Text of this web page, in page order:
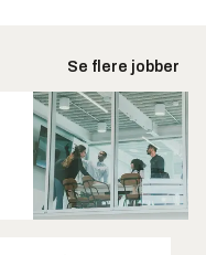
Se flere jobber